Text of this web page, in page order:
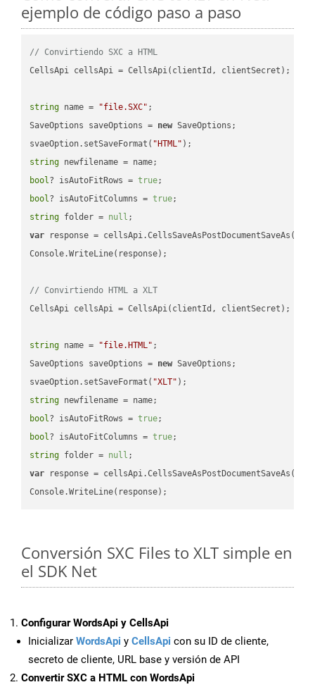
ejemplo de código paso a paso
// Convirtiendo SXC a HTML
CellsApi cellsApi = CellsApi(clientId, clientSecret);
string name = "file.SXC" ;
SaveOptions saveOptions = new SaveOptions;
svaeOption.setSaveFormat( "HTML"
string
bool? isAutoFitRows = true
bool? isAutoFitColumns = true
string folder = null
var response =
Console.WriteLine(response);
// Convirtiendo HTML a XLT
CellsApi cellsApi = CellsApi(clientId, clientSecret);
string name = "file.HTML" ;
SaveOptions saveOptions = new SaveOptions;
svaeOption.setSaveFormat( "XLT"
string
bool? isAutoFitRows = true
bool? isAutoFitColumns = true
string folder = null
var response =
Conversión SXC Files to XLT simple en
el SDK Net
Configurar WordsApi y CellsApi
Inicializar WordsApi y CellsApi con su ID de cliente,
secreto de cliente, URL base y versión de API
Convertir SXC a HTML con WordsApi